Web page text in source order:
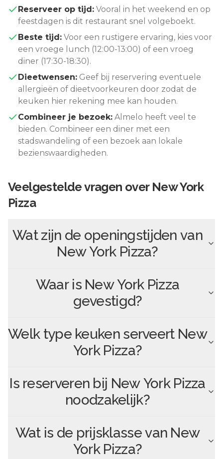
Reserveer op tijd: Vooral in het weekend en op
feestdagen is dit restaurant snel volgeboekt.
Beste tijd: Voor een rustigere ervaring, kies voor
een vroege lunch (12:00-13:00) of een vroeg
diner (17:30-18:30).
Dieetwensen: Geef bij reservering eventuele
allergieën of dieetvoorkeuren door zodat de
keuken hier rekening mee kan houden.
Combineer je bezoek: Almelo heeft veel te
bieden. Combineer een diner met een
stadswandeling of een bezoek aan lokale
bezienswaardigheden.
Veelgestelde vragen over New York
Pizza
Wat zijn de openingstijden van
New York Pizza?
Waar is New York Pizza
gevestigd?
Welk type keuken serveert New
York Pizza?
Is reserveren bij New York Pizza
noodzakelijk?
Wat is de prijsklasse van New
York Pizza?